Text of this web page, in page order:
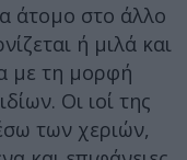
άτομο στο άλλο
ή μιλά και
με τη μορφή
Οι ιοί της
των χεριών,